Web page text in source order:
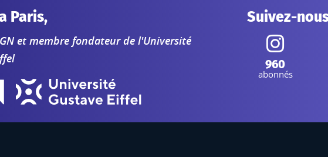
Paris,
et membre fondateur de l'Université
Suivez-
Instagram :
960
abonnés